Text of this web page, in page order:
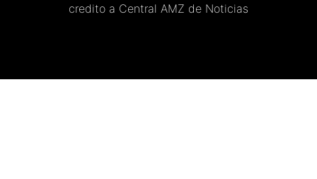
credito a Central AMZ de Noticias